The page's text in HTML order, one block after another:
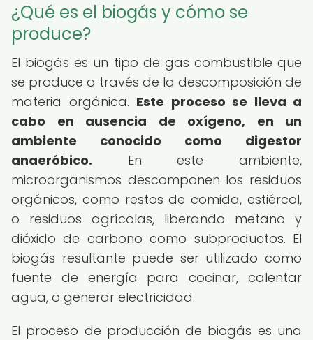
¿Qué es el biogás y cómo se
produce?
El biogás es un tipo de gas combustible que
se produce a través de la descomposición de
materia orgánica. Este proceso se lleva a
cabo en ausencia de oxígeno, en un
ambiente conocido como digestor
anaeróbico. En este ambiente,
microorganismos descomponen los residuos
orgánicos, como restos de comida, estiércol,
o residuos agrícolas, liberando metano y
dióxido de carbono como subproductos. El
biogás resultante puede ser utilizado como
fuente de energía para cocinar, calentar
agua, o generar electricidad.
El proceso de producción de biogás es una